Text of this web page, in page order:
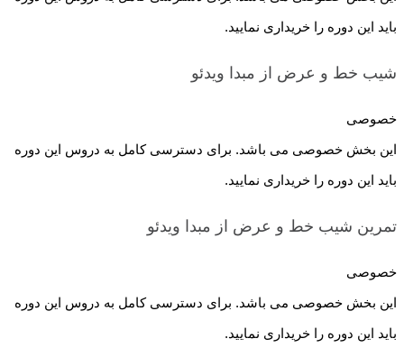
باید این دوره را خریداری نمایید.
شیب خط و عرض از مبدا ویدئو
خصوصی
این بخش خصوصی می باشد. برای دسترسی کامل به دروس این دوره
باید این دوره را خریداری نمایید.
تمرین شیب خط و عرض از مبدا ویدئو
خصوصی
این بخش خصوصی می باشد. برای دسترسی کامل به دروس این دوره
باید این دوره را خریداری نمایید.